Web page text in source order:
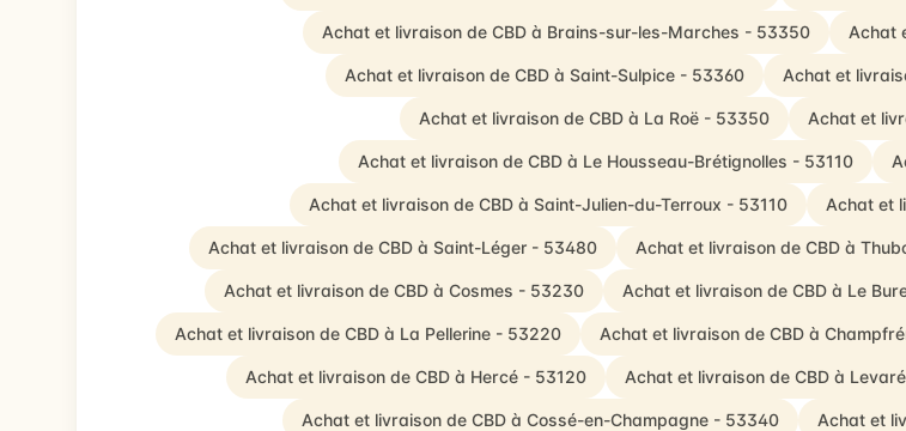
Achat et livraison de CBD à Brains-sur-les-Marches - 53350 Achat
Achat et livraison de CBD à Saint-Sulpice - 53360 Achat et
Achat et livraison de CBD à La Roë - 53350 Achat et
Achat et livraison de CBD à Le Housseau-Brétignolles - 53110
Achat et livraison de CBD à Saint-Julien-du-Terroux - 53110 Achat et
Achat et livraison de CBD à Saint-Léger - 53480 Achat et livraison de CBD à
Achat et livraison de CBD à Cosmes - 53230 Achat et livraison de CBD à Le
Achat et livraison de CBD à La Pellerine - 53220 Achat et livraison de CBD à
Achat et livraison de CBD à Hercé - 53120 Achat et livraison de CBD à
Achat et livraison de CBD à Cossé-en-Champagne - 53340 Achat et